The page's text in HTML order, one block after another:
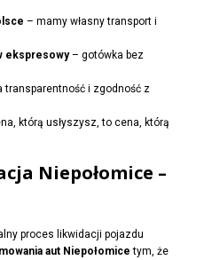
– mamy własny transport i
ekspresowy– gotówka bez
transparentność i zgodność z
którą usłyszysz, to cena, którą
Niepołomice –
proces likwidacji pojazdu
aut Niepołomice tym, że